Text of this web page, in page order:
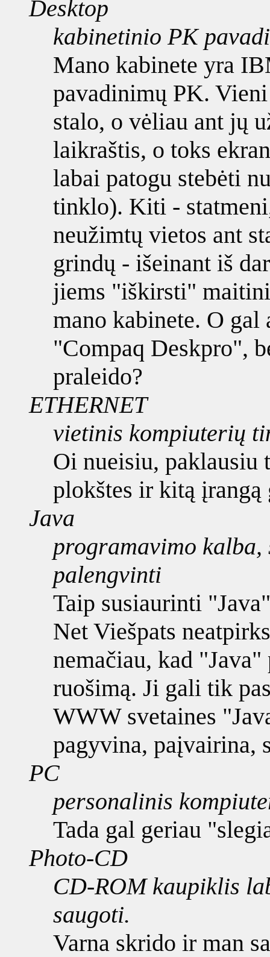
Desktop
kabinetinio PK
Mano kabinete yra
pavadinimų PK.
stalo, o vėliau ant jų
laikraštis, o toks
labai patogu stebėti
tinklo). Kiti -
neužimtų vietos ant
grindų - išeinant iš
jiems "iškirsti"
mano kabinete. O
"Compaq Deskpro",
praleido?
ETHERNET
vietinis kompiuterių
Oi nueisiu, paklausiu
plokštes ir kitą įrangą
Java
programavimo
palengvinti
Taip susiaurinti
Net Viešpats
nemačiau, kad
ruošimą. Ji gali tik
WWW svetaines
pagyvina, paįvairina,
PC
personalinis
Tada gal geriau
Photo-CD
CD-ROM kaupiklis
saugoti.
Varna skrido ir man